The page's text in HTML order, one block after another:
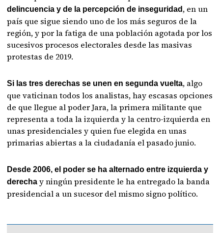
delincuencia y de la percepción de inseguridad , en un
país que sigue siendo uno de los más seguros de la
región, y por la fatiga de una población agotada por los
sucesivos procesos electorales desde las masivas
protestas de 2019.
Si las tres derechas se unen en segunda vuelta, algo
que vaticinan todos los analistas, hay escasas opciones
de que llegue al poder Jara, la primera militante que
representa a toda la izquierda y la centro-izquierda en
unas presidenciales y quien fue elegida en unas
primarias abiertas a la ciudadanía el pasado junio.
Desde 2006, el poder se ha alternado entre izquierda y
derecha y ningún presidente le ha entregado la banda
presidencial a un sucesor del mismo signo político.